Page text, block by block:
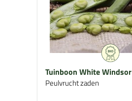
Tuinboon White Windsor
Peulvrucht zaden